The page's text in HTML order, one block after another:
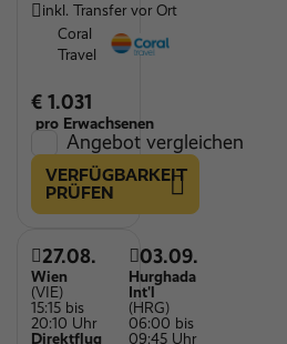
inkl. Transfer vor Ort
Coral
Travel
€ 1.031
pro Erwachsenen
Angebot vergleichen
VERFÜGBARKEIT
PRÜFEN
27.08.
Wien
(VIE)
15:15 bis
20:10 Uhr
Direktflug
03.09.
Hurghada
Int'l
(HRG)
06:00 bis
09:45 Uhr